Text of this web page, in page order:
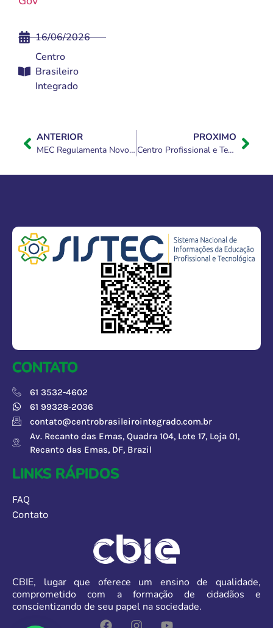
16/06/2026
Centro
Brasileiro
Integrado
ANTERIOR
MEC Regulamenta Novo Sistema Nacional de Avaliação da Educação Profissional e Tecnológica
PROXIMO
Centro Profissional e Tecnológico da UFPB abre seleção com 130 vagas para cursos técnicos na área da saúde
CONTATO
61 3532-4602
61 99328-2036
contato@centrobrasileirointegrado.com.br
Av. Recanto das Emas, Quadra 104, Lote 17, Loja 01,
Recanto das Emas, DF, Brazil
LINKS RÁPIDOS
FAQ
Contato
CBIE, lugar que oferece um ensino de qualidade,
comprometido com a formação de cidadãos e
conscientizando de seu papel na sociedade.